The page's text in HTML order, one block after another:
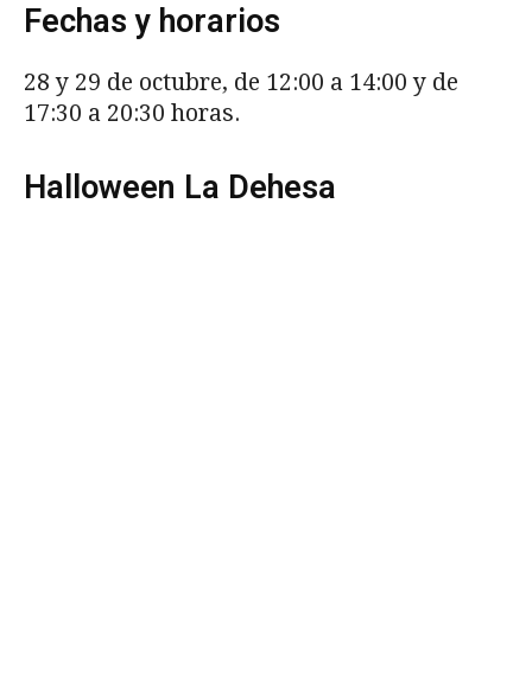
Fechas y horarios
28 y 29 de octubre, de 12:00 a 14:00 y de
17:30 a 20:30 horas.
Halloween La Dehesa